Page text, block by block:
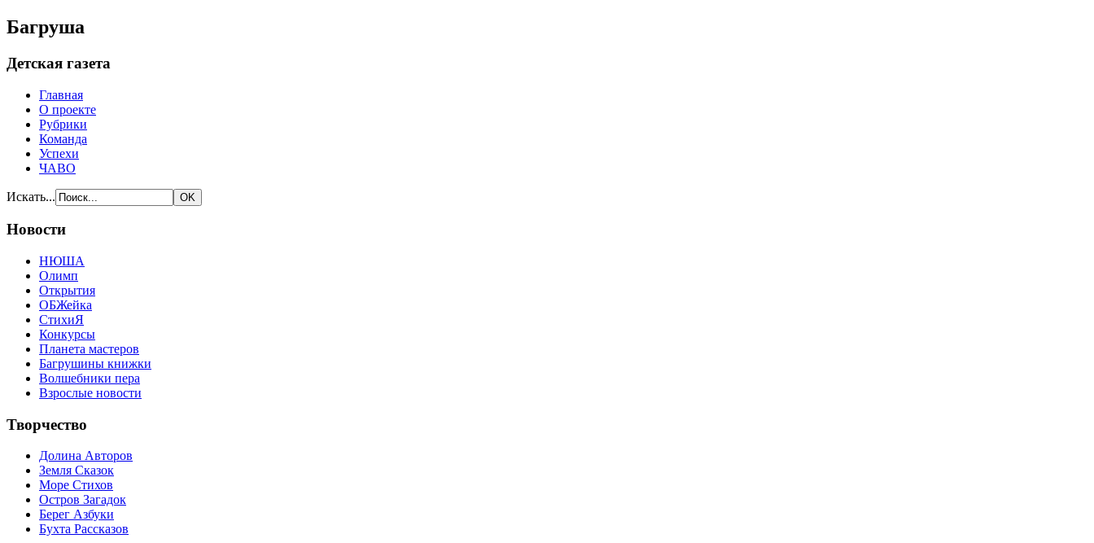
Багруша
Детская газета
Главная
О проекте
Рубрики
Команда
Успехи
ЧАВО
Искать...
Новости
НЮША
Олимп
Открытия
ОБЖейка
СтихиЯ
Конкурсы
Планета мастеров
Багрушины книжки
Волшебники пера
Взрослые новости
Творчество
Долина Авторов
Земля Сказок
Море Стихов
Остров Загадок
Берег Азбуки
Бухта Рассказов